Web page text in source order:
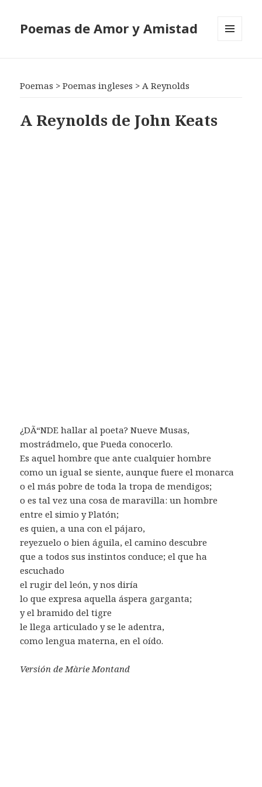
Poemas de Amor y Amistad
Poemas >Poemas ingleses >A Reynolds
A Reynolds de John Keats
¿DÃ“NDE hallar al poeta? Nueve Musas,
mostrádmelo, que Pueda conocerlo.
Es aquel hombre que ante cualquier hombre
como un igual se siente, aunque fuere el monarca
o el más pobre de toda la tropa de mendigos;
o es tal vez una cosa de maravilla: un hombre
entre el simio y Platón;
es quien, a una con el pájaro,
reyezuelo o bien águila, el camino descubre
que a todos sus instintos conduce; el que ha
escuchado
el rugir del león, y nos diría
lo que expresa aquella áspera garganta;
y el bramido del tigre
le llega articulado y se le adentra,
como lengua materna, en el oído.
Versión de Màrie Montand